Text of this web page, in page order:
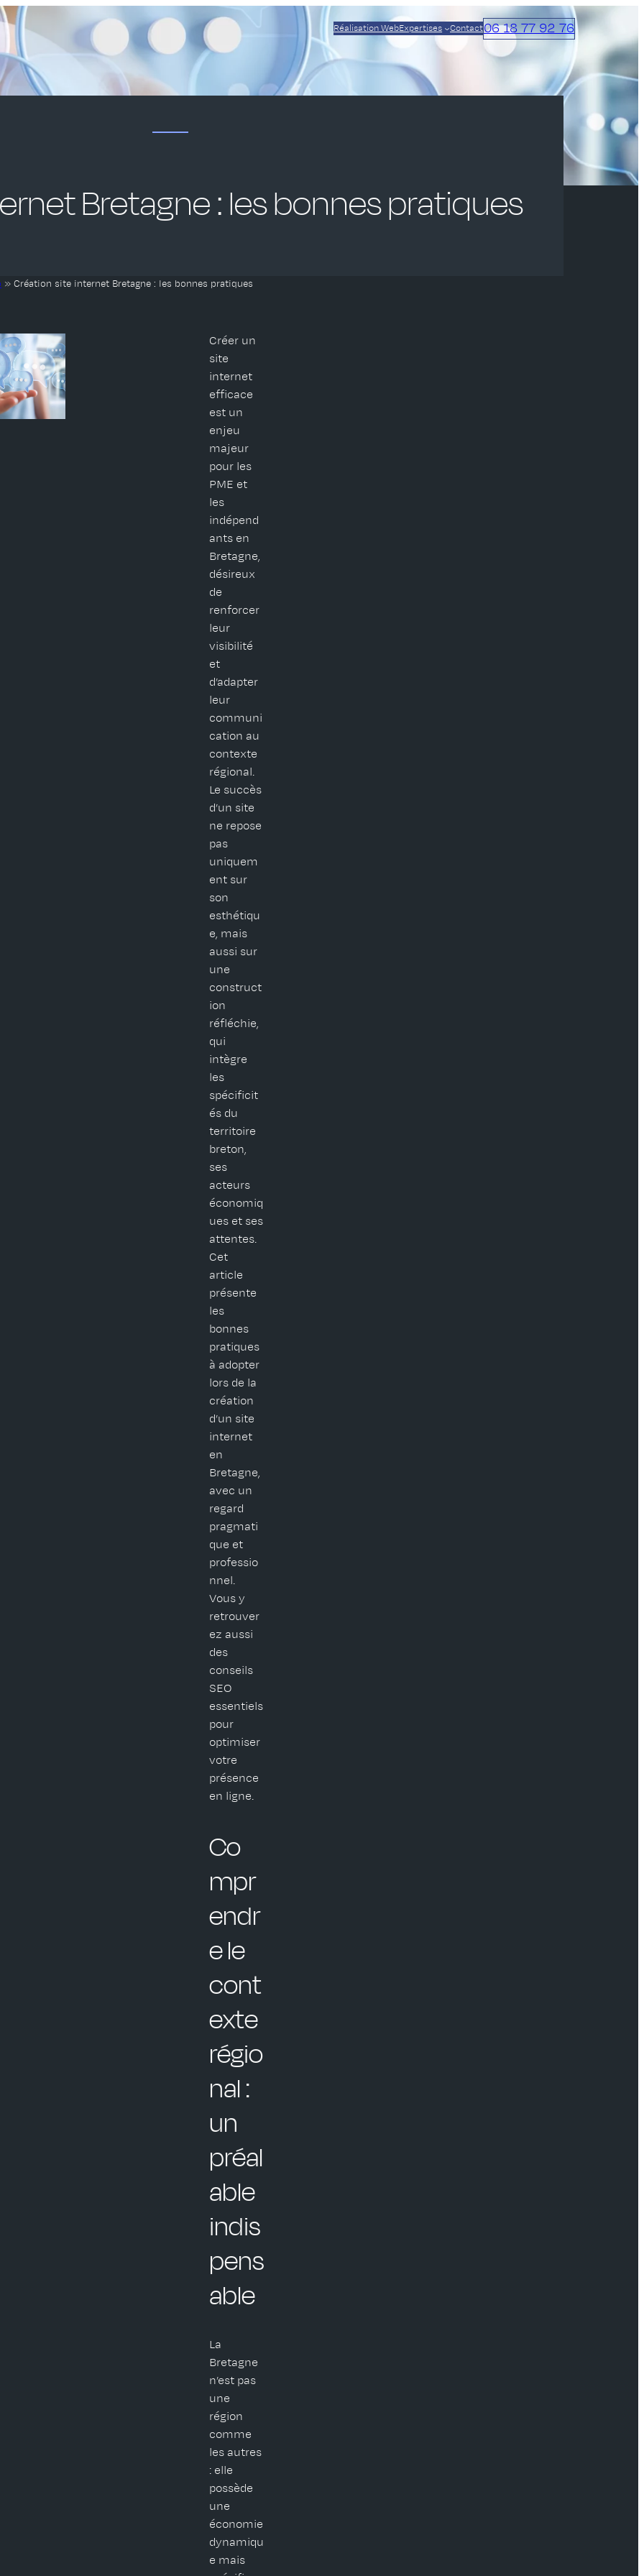
Réalisation WebExpertises Contact06 18 77 92 76
Bretagne : les bonnes pratiques
» Création site internet Bretagne : les bonnes pratiques
Créer un
site
internet
efficace
est un
enjeu
majeur
pour les
PME et
les
indépend
ants en
Bretagne,
désireux
de
renforcer
leur
visibilité
et
d’adapter
leur
communi
cation au
contexte
régional.
Le succès
d’un site
ne repose
pas
uniquem
ent sur
son
esthétiqu
e, mais
aussi sur
une
construct
ion
réfléchie,
qui
intègre
les
spécificit
és du
territoire
breton,
ses
acteurs
économiq
ues et ses
attentes.
Cet
article
présente
les
bonnes
pratiques
à adopter
lors de la
création
d’un site
internet
en
Bretagne,
avec un
regard
pragmati
que et
professio
nnel.
Vous y
retrouver
ez aussi
des
conseils
SEO
essentiels
pour
optimiser
votre
présence
en ligne.
Co
mpr
endr
e le
cont
exte
régio
nal :
un
préal
able
indis
pens
able
La
Bretagne
n’est pas
une
région
comme
les autres
: elle
possède
une
économie
dynamiqu
e mais